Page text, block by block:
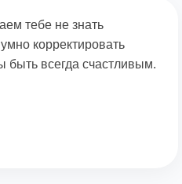
тебе не знать
корректировать
быть всегда счастливым.